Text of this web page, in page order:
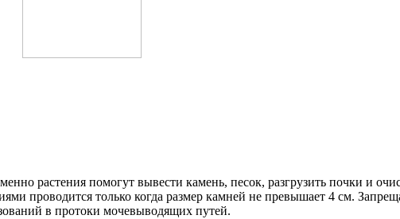
растения помогут вывести камень, песок, разгрузить почки и
проводится только когда размер камней не превышает 4 см.
в протоки мочевыводящих путей.